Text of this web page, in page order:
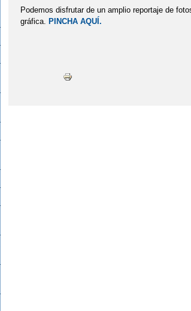
Podemos disfrutar de un amplio reportaje de
gráfica. PINCHA AQUÍ.
Tutoras